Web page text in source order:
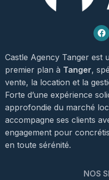
Castle Agency Tanger est
premier plan à Tanger,
vente, la location et la
Forte d’une expérience
approfondie du marché
accompagne ses clients
engagement pour
en toute sérénité.
NOS